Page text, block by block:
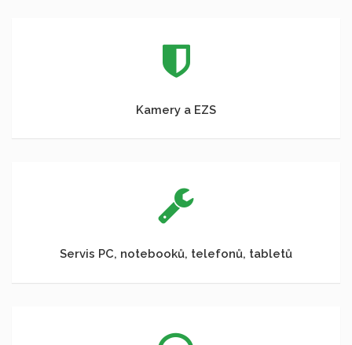
Kamery a EZS
Servis PC, notebooků, telefonů, tabletů